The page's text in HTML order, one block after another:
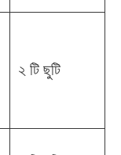
২ টি ছুটি